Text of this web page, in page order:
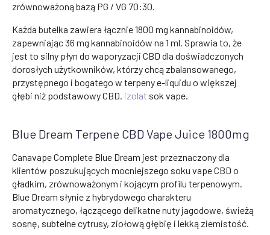
zrównoważoną bazą PG / VG 70:30.
Każda butelka zawiera łącznie 1800 mg kannabinoidów,
zapewniając 36 mg kannabinoidów na 1 ml. Sprawia to, że
jest to silny płyn do waporyzacji CBD dla doświadczonych
dorosłych użytkowników, którzy chcą zbalansowanego,
przystępnego i bogatego w terpeny e-liquidu o większej
głębi niż podstawowy CBD. izolat sok vape.
Blue Dream Terpene CBD Vape Juice 1800mg
Canavape Complete Blue Dream jest przeznaczony dla
klientów poszukujących mocniejszego soku vape CBD o
gładkim, zrównoważonym i kojącym profilu terpenowym.
Blue Dream słynie z hybrydowego charakteru
aromatycznego, łączącego delikatne nuty jagodowe, świeżą
sosnę, subtelne cytrusy, ziołową głębię i lekką ziemistość.